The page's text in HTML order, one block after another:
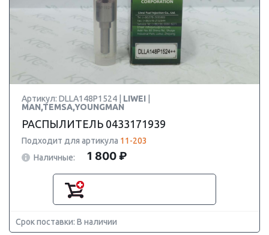
Артикул: DLLA148P1524 | LIWEI
MAN,TEMSA,YOUNGMAN
РАСПЫЛИТЕЛЬ 0433171939
Подходит для артикула 11-203
Наличные:
1 800 ₽
Срок поставки: В наличии